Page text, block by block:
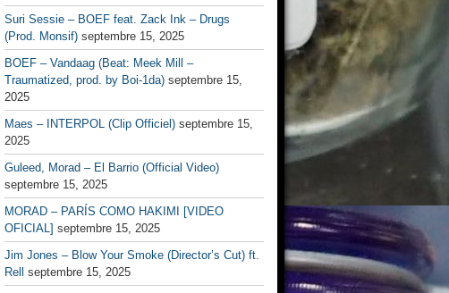
Suri Sessie – BOEF feat. Zack Ink – Drugs
(Prod. Monsif) septembre 15, 2025
BOEF – Vandaag (Beat: Meek Mill –
Traumatized, prod. by Boi-1da) septembre 15,
2025
Maes – INTERPOL (Clip Officiel) septembre 15,
2025
Guleed, Morad – El Barrio (Official Video)
septembre 15, 2025
MORAD – PARÍS COMO HAKIMI [VIDEO
OFICIAL] septembre 15, 2025
Jim Jones – Blow Your Smoke (Director’s Cut) ft.
Rell
septembre 15, 2025